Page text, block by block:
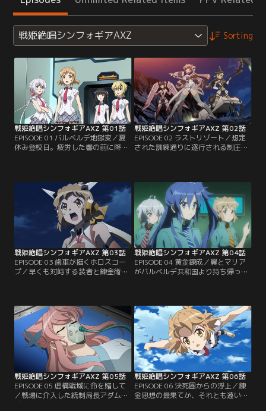
戦姫絶唱シンフォギアAXZ Sorting
戦姫絶唱シンフォギアAXZ 第01話
EPISODE 01 バルベルデ地獄変／夏
休み登校日。疲労した響の前に降り
政権国家バルベルデ。アルカ・ノイ
ズを保有し、自国民に対して不当な
弾圧を行うバルベルデ政府に対し
て、国連直轄の超常災害対策機動部
タスクフォースS.O.N.G.は…。【提
供：バンダイチャンネル】
戦姫絶唱シンフォギアAXZ 第02話
EPISODE 02 ラストリゾート／想定
された訓練通りに遂行される制圧任
「神の力」であった。映像データを
守るため、マリアはたしかに「神の
力」を螺旋に抉ったが、埒外の現象
によって「無かったこと」に貶めら
れてしまう。一方、響、翼、クリス
は、訪れた小さな村に…。【提供：
バンダイチャンネル】
戦姫絶唱シンフォギアAXZ 第03話
EPISODE 03 歯車が描くホロスコー
プ／早くも対峙する装者と錬金術
リスに突きつけられた残酷な選択に
胸を痛める響の表情は浮かなかっ
た。バルベルデ政府が保有していた
機密資料を手に、遅れて帰国する翼
とマリア。そこに襲いかかるはカリ
オストロとプレラーティ。【提供：
バンダイチャンネル】
戦姫絶唱シンフォギアAXZ 第04話
EPISODE 04 黄金錬成／翼とマリア
がバルベルデ共和国より持ち帰った
者たちは周辺の警戒任務にあたるも
のの、最後のLiNKERを使い切り、
シンフォギアを纏えないマリア、
調、切歌は焦りを隠せなかった。一
方、パヴァリア光明結社の錬金術師
たちも…。【提供：バンダイチャン
ネル】
戦姫絶唱シンフォギアAXZ 第05話
EPISODE 05 虚構戦域に命を賭して
／戦場に介入した統制局長アダム・
ヴァイスハウプトは、わずかばかり
戦姫絶唱シンフォギアAXZ 第06話
EPISODE 06 決死圏からの浮上／錬
金思想の最果てか、それとも遠い日